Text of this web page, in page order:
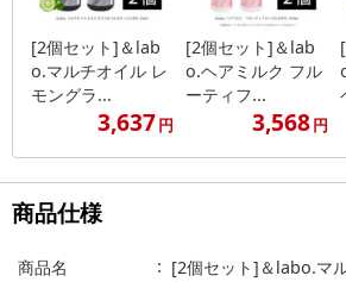
[2個セット]＆lab
o.マルチオイル レ
モングラ...
3,637円
[2個セット]＆lab
o.ヘアミルク フル
ーティフ...
3,568円
商品仕様
商品名
[2個セット]＆labo.マ